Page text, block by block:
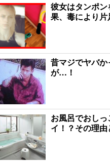
彼女はタンポ
果、毒により片
昔マジでヤバ
が…！
お風呂でおし
イ！？その理由